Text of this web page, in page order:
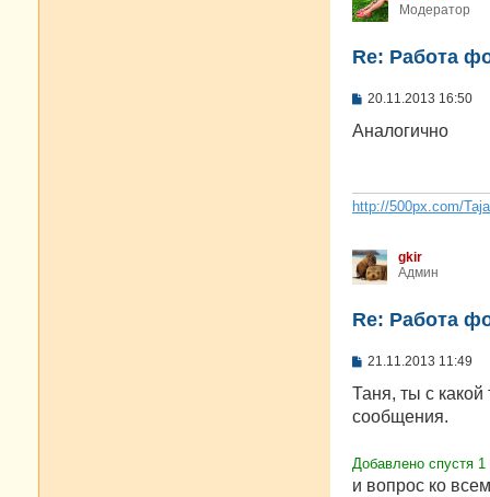
Модератор
Re: Работа
С
о
н
и
20.11.2013 16:50
Аналогично
http://500px.com/
gkir
Админ
Re: Работа
С
о
щ
и
е
21.11.2013 11:49
Таня, ты с
сообщения.
Добавлено спустя
и вопрос ко